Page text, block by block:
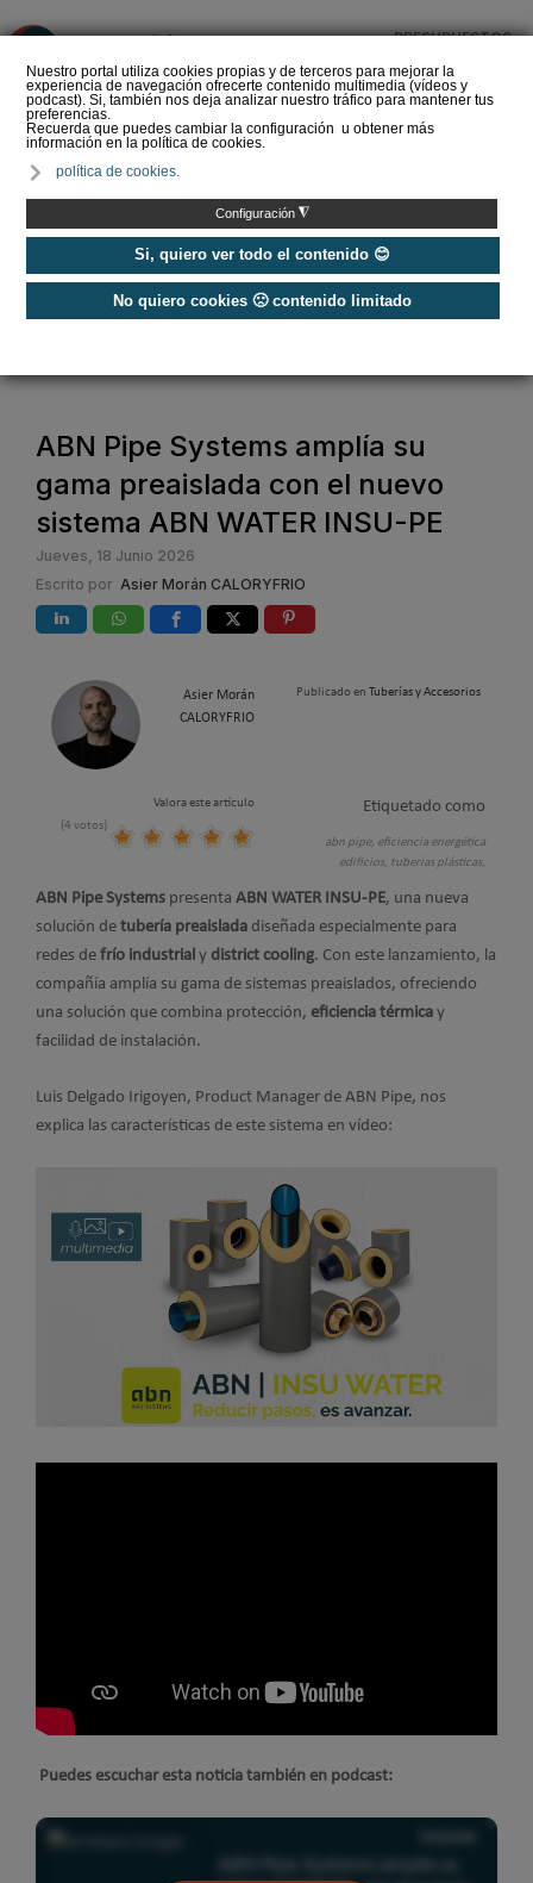
Nuestro portal utiliza cookies propias y de terceros para mejorar la
experiencia de navegación ofrecerte contenido multimedia (vídeos y
podcast). Si, también nos deja analizar nuestro tráfico para mantener tus
preferencias.
Recuerda que puedes cambiar la configuración u obtener más
información en la política de cookies.
política de cookies.
Configuración ◮
Si, quiero ver todo el contenido 😊
No quiero cookies 🙁 contenido limitado
PRESUPUESTOS
reclamo del estreno de
360 by Cevisam…
Baño y agua / Tuberías y accesorios
/
ABN Pipe Systems amplía su
gama preaislada con el nuevo
sistema ABN WATER INSU-PE
Jueves, 18 Junio 2026
Escrito por Asier Morán CALORYFRIO
Asier Morán
CALORYFRIO
Publicado en Tuberías y Accesorios
Valora este artículo
(4 votos)
Etiquetado como
abn pipe, eficiencia energética
edificios, tuberías plásticas,
ABN Pipe Systems presenta ABN WATER INSU-PE, una nueva
solución de tubería preaislada diseñada especialmente para
redes de frío industrial y district cooling. Con este lanzamiento, la
compañía amplía su gama de sistemas preaislados, ofreciendo
una solución que combina protección, eficiencia térmica y
facilidad de instalación.
Luis Delgado Irigoyen, Product Manager de ABN Pipe, nos
explica las características de este sistema en vídeo:
Puedes escuchar esta noticia también en podcast: